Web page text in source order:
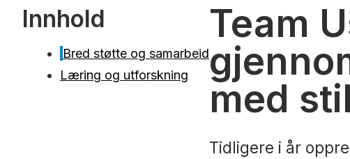
Innhold
Bred støtte og samarbeid
Læring og utforskning
Team
med stil
Tidligere i år